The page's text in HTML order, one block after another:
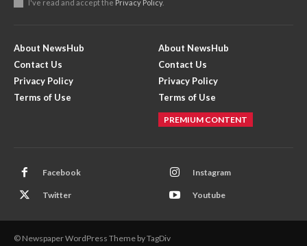
I've read and accept the Privacy Policy.
About NewsHub
Contact Us
Privacy Policy
Terms of Use
About NewsHub
Contact Us
Privacy Policy
Terms of Use
PREMIUM CONTENT
Facebook Instagram
Twitter Youtube
© Newspaper WordPress Theme by TagDiv